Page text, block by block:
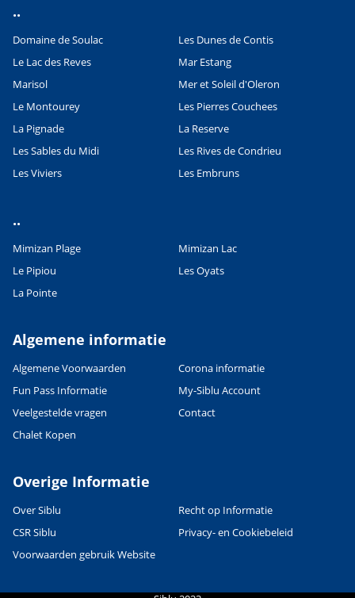
..
Domaine de Soulac
Les Dunes de Contis
Le Lac des Reves
Mar Estang
Marisol
Mer et Soleil d'Oleron
Le Montourey
Les Pierres Couchees
La Pignade
La Reserve
Les Sables du Midi
Les Rives de Condrieu
Les Viviers
Les Embruns
..
Mimizan Plage
Mimizan Lac
Le Pipiou
Les Oyats
La Pointe
Algemene informatie
Algemene Voorwaarden
Corona informatie
Fun Pass Informatie
My-Siblu Account
Veelgestelde vragen
Contact
Chalet Kopen
Overige Informatie
Over Siblu
Recht op Informatie
CSR Siblu
Privacy- en Cookiebeleid
Voorwaarden gebruik Website